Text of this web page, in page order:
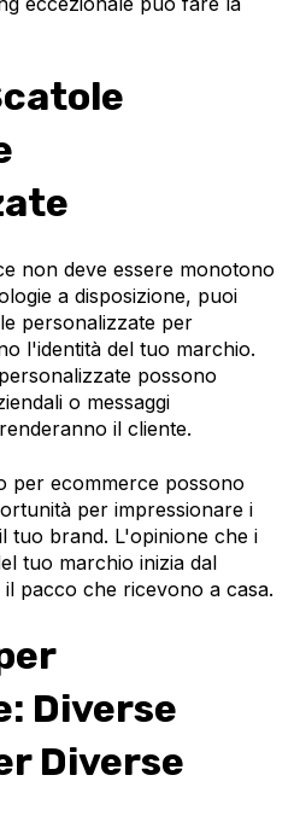
non deve essere monotono
a disposizione, puoi
personalizzate per
l'identità del tuo marchio.
possono
o messaggi
il cliente.
per ecommerce possono
per impressionare i
tuo brand. L'opinione che i
tuo marchio inizia dal
pacco che ricevono a casa.
Diverse
Diverse